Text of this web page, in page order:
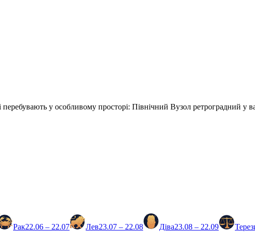
у особливому просторі: Північний Вузол ретроградний у
Рак22.06 – 22.07 Лев23.07 – 22.08 Діва23.08 – 22.09